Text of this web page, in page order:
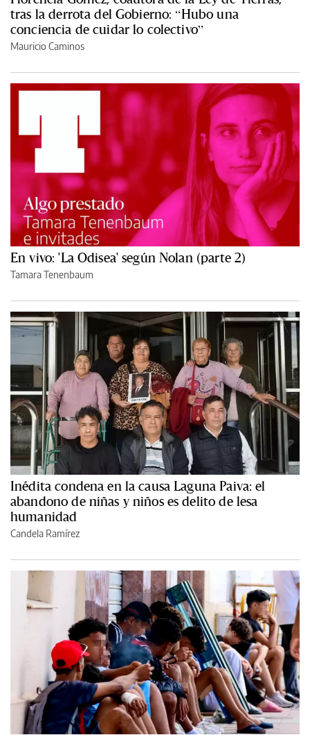
tras la derrota del Gobierno: “Hubo una
conciencia de cuidar lo colectivo”
Mauricio Caminos
En vivo: 'La Odisea' según Nolan (parte 2)
Tamara Tenenbaum
Inédita condena en la causa Laguna Paiva: el
abandono de niñas y niños es delito de lesa
humanidad
Candela Ramírez